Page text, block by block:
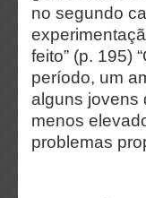
no segundo
feito” (p. 195)
período, um
alguns jovens
menos
problemas